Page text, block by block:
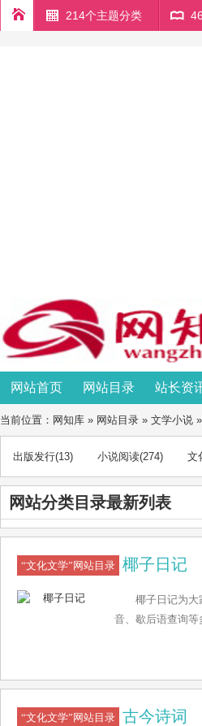
214个主题分类
网站首页 网站目录 站长资
当前位置： 网知库 » 网站目录 » 文学小说 »
出版发行(13) 小说阅读(274) 文
网站分类目录最新列表
“文化文学”网站目录 椰子日记
椰子日记为大
音、歇后语查询等
“文化文学”网站目录 古今诗词